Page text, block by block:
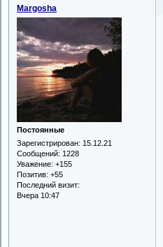
Margosha
Постоянные
Зарегистрирован: 15.12.21
Сообщений: 1228
Уважение: +155
Позитив: +55
Последний визит:
Вчера 10:47